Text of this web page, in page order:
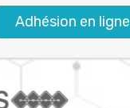
Adhésion en ligne